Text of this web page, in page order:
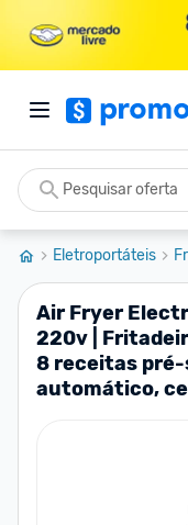
Eletroportáteis
Air Fryer
220v |
8 receitas
automático,